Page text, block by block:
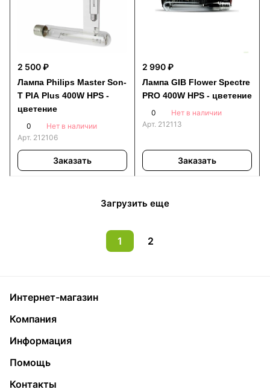
2 500 ₽
Лампа Philips Master Son-
T PIA Plus 400W HPS -
цветение
0
Нет в наличии
Арт. 212106
Заказать
2 990 ₽
Лампа GIB Flower Spectre
PRO 400W HPS - цветение
0
Нет в наличии
Арт. 212113
Заказать
Загрузить еще
1 2
Интернет-магазин
Компания
Информация
Помощь
Контакты